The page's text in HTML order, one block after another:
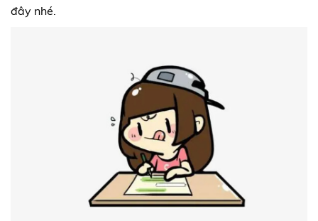
đây nhé.